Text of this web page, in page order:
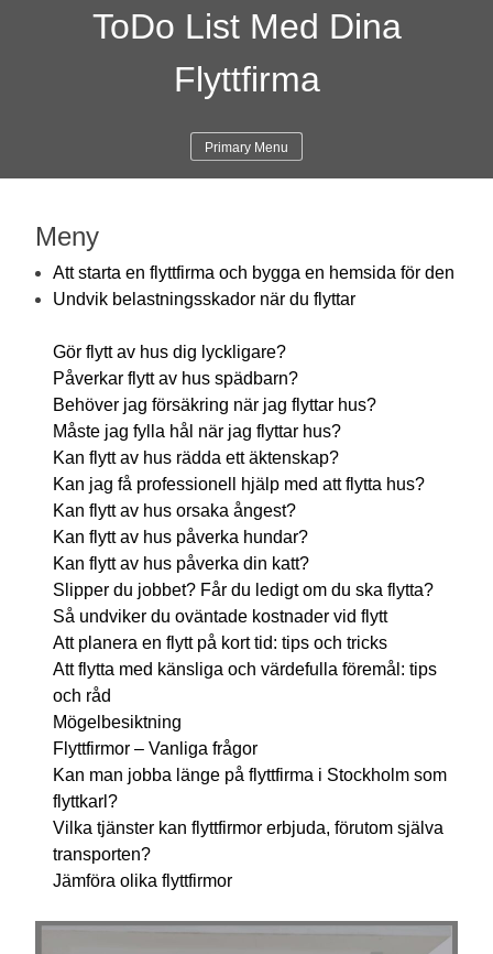
ToDo List Med Dina
Flyttfirma
Primary Menu
Meny
Att starta en flyttfirma och bygga en hemsida för den
Undvik belastningsskador när du flyttar
Gör flytt av hus dig lyckligare?
Påverkar flytt av hus spädbarn?
Behöver jag försäkring när jag flyttar hus?
Måste jag fylla hål när jag flyttar hus?
Kan flytt av hus rädda ett äktenskap?
Kan jag få professionell hjälp med att flytta hus?
Kan flytt av hus orsaka ångest?
Kan flytt av hus påverka hundar?
Kan flytt av hus påverka din katt?
Slipper du jobbet? Får du ledigt om du ska flytta?
Så undviker du oväntade kostnader vid flytt
Att planera en flytt på kort tid: tips och tricks
Att flytta med känsliga och värdefulla föremål: tips
och råd
Mögelbesiktning
Flyttfirmor – Vanliga frågor
Kan man jobba länge på flyttfirma i Stockholm som
flyttkarl?
Vilka tjänster kan flyttfirmor erbjuda, förutom själva
transporten?
Jämföra olika flyttfirmor